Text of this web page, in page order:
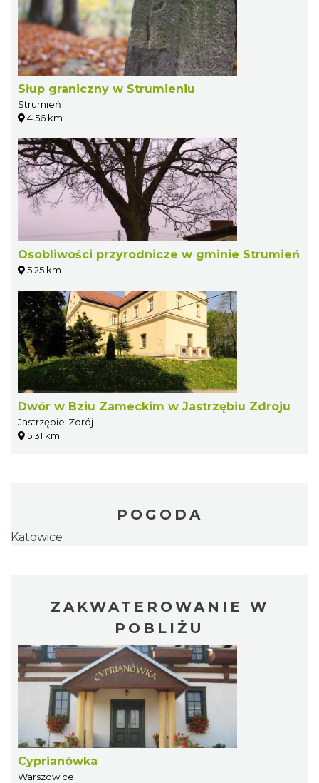
Słup graniczny w Strumieniu
Strumień
4.56 km
Osobliwości przyrodnicze w gminie Strumień
5.25 km
Dwór w Bziu Zameckim w Jastrzębiu Zdroju
Jastrzębie-Zdrój
5.31 km
POGODA
Katowice
ZAKWATEROWANIE W
POBLIŻU
Cyprianówka
Warszowice